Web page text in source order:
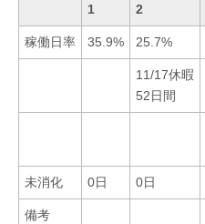
1 2
稼働日率 35.9% 25.7%
11/17休暇
52日間
未消化 0日 0日
備考